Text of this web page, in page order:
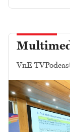
VnE TV